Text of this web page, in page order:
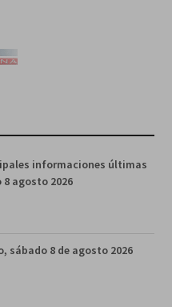
informaciones últimas
agosto 2026
sábado 8 de agosto 2026